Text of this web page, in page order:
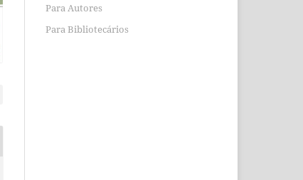
Para Autores
Para Bibliotecários